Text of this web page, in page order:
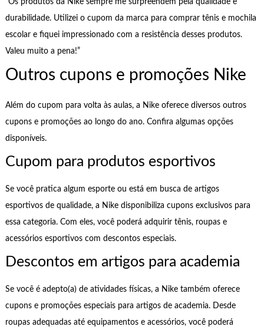
“Os produtos da Nike sempre me surpreendem pela qualidade e
durabilidade. Utilizei o cupom da marca para comprar tênis e mochila
escolar e fiquei impressionado com a resistência desses produtos.
Valeu muito a pena!”
Outros cupons e promoções Nike
Além do cupom para volta às aulas, a Nike oferece diversos outros
cupons e promoções ao longo do ano. Confira algumas opções
disponíveis.
Cupom para produtos esportivos
Se você pratica algum esporte ou está em busca de artigos
esportivos de qualidade, a Nike disponibiliza cupons exclusivos para
essa categoria. Com eles, você poderá adquirir tênis, roupas e
acessórios esportivos com descontos especiais.
Descontos em artigos para academia
Se você é adepto(a) de atividades físicas, a Nike também oferece
cupons e promoções especiais para artigos de academia. Desde
roupas adequadas até equipamentos e acessórios, você poderá